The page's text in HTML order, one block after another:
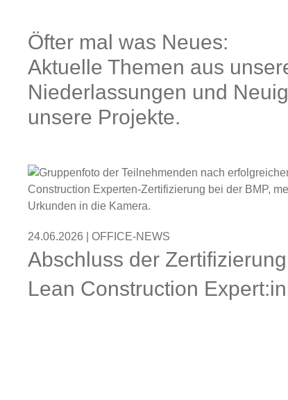
Öfter mal was Neues:
Aktuelle Themen aus
Niederlassungen und
unsere Projekte.
24.06.2026 | OFFICE-NEWS
Abschluss der
Lean Construction